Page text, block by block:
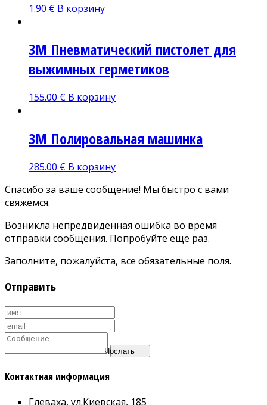
1.90 € В корзину
3М Пневматический пистолет для
выжимных герметиков
155.00 € В корзину
3М Полировальная машинка
285.00 € В корзину
Спасибо за ваше сообщение! Мы быстро с вами
свяжемся.
Возникла непредвиденная ошибка во время
отправки сообщения. Попробуйте еще раз.
Заполните, пожалуйста, все обязательные поля.
Отправить
Послать
Контактная информация
Глеваха, ул.Киевская, 185